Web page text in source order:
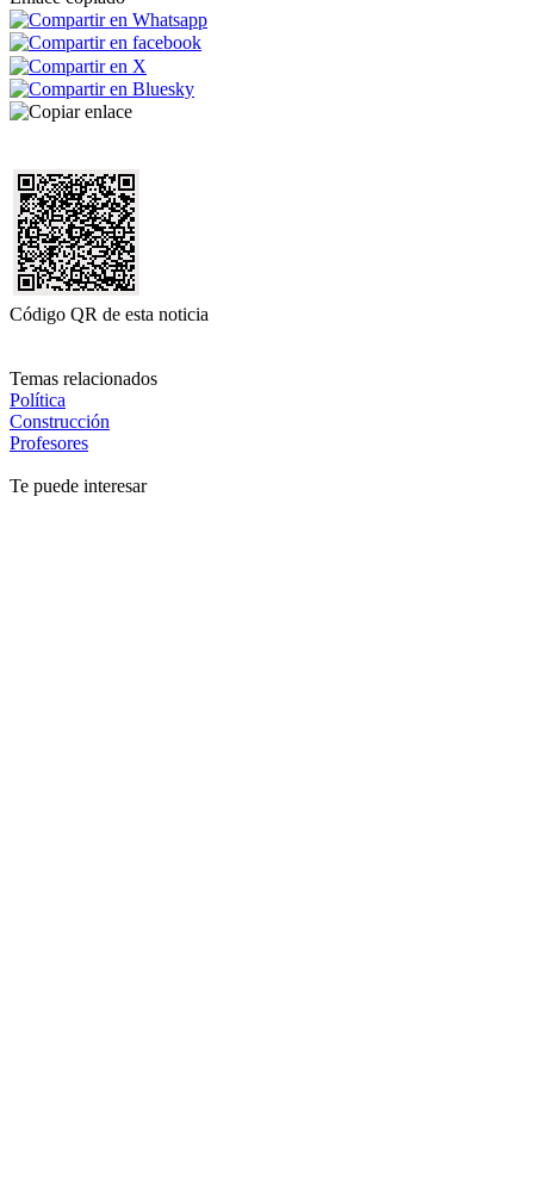
Código QR de esta noticia
Temas relacionados
Política
Construcción
Profesores
Te puede interesar